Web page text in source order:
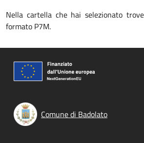
Nella cartella che hai selezionato
formato P7M.
Comune di Badolato